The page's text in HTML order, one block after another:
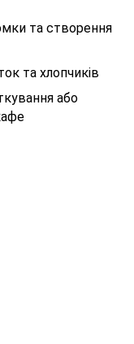
та створення
та хлопчиків
або